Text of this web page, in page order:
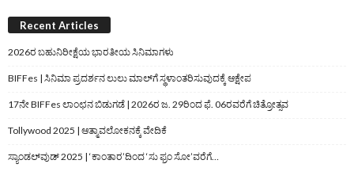
Recent Articles
2026ರ ಬಹುನಿರೀಕ್ಷೆಯ ಭಾರತೀಯ ಸಿನಿಮಾಗಳು
BIFFes | ಸಿನಿಮಾ ಪ್ರದರ್ಶನ ಲುಲು ಮಾಲ್‌ಗೆ ಸ್ಥಳಾಂತರಿಸುವುದಕ್ಕೆ ಆಕ್ಷೇಪ
17ನೇ BIFFes ಲಾಂಛನ ಬಿಡುಗಡೆ | 2026ರ ಜ. 29ರಿಂದ ಫೆ. 06ರವರೆಗೆ ಚಿತ್ರೋತ್ಸವ
Tollywood 2025 | ಆತ್ಮಾವಲೋಕನಕ್ಕೆ ವೇದಿಕೆ
ಸ್ಯಾಂಡಲ್‌ವುಡ್‌ 2025 | ‘ಕಾಂತಾರ’ದಿಂದ ‘ಸು ಫ್ರಂ ಸೋ’ವರೆಗೆ…